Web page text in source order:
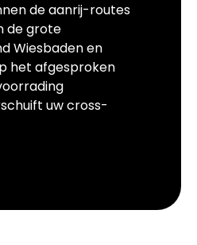
de aanrij-routes
de grote
Wiesbaden en
het afgesproken
uw cross-